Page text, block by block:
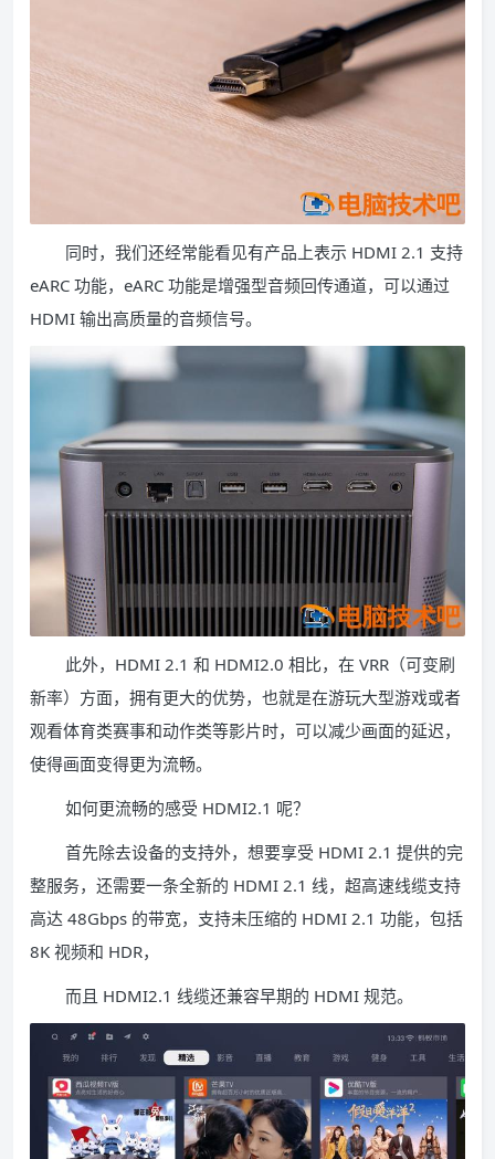
同时，我们还经常能看见有产品上表示 HDMI 2.1 支持
eARC 功能，eARC 功能是增强型音频回传通道，可以通过
HDMI 输出高质量的音频信号。
此外，HDMI 2.1 和 HDMI2.0 相比，在 VRR（可变刷
新率）方面，拥有更大的优势，也就是在游玩大型游戏或者
观看体育类赛事和动作类等影片时，可以减少画面的延迟，
使得画面变得更为流畅。
如何更流畅的感受 HDMI2.1 呢？
首先除去设备的支持外，想要享受 HDMI 2.1 提供的完
整服务，还需要一条全新的 HDMI 2.1 线，超高速线缆支持
高达 48Gbps 的带宽，支持未压缩的 HDMI 2.1 功能，包括
8K 视频和 HDR，
而且 HDMI2.1 线缆还兼容早期的 HDMI 规范。